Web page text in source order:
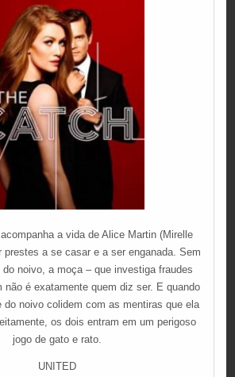
a vida de Alice Martin (Mirelle
prestes a se casar e a ser enganada. Sem
noivo, a moça – que investiga fraudes
não é exatamente quem diz ser. E quando
do noivo colidem com as mentiras que ela
os dois entram em um perigoso
jogo de gato e rato.
UNITED